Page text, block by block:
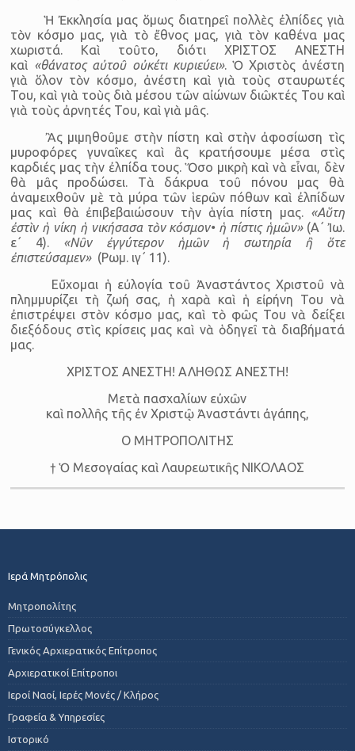
Ἡ Ἐκκλησία μας ὅμως διατηρεῖ πολλὲς ἐλπίδες γιὰ
τὸν κόσμο μας, γιὰ τὸ ἔθνος μας, γιὰ τὸν καθένα μας
χωριστά. Καὶ τοῦτο, διότι ΧΡΙΣΤΟΣ ΑΝΕΣΤΗ
καὶ «θάνατος αὐτοῦ οὐκέτι κυριεύει». Ὁ Χριστὸς ἀνέστη
γιὰ ὅλον τὸν κόσμο, ἀνέστη καὶ γιὰ τοὺς σταυρωτές
Του, καὶ γιὰ τοὺς διὰ μέσου τῶν αἰώνων διῶκτές Του καὶ
γιὰ τοὺς ἀρνητές Του, καὶ γιὰ μᾶς.
Ἂς μιμηθοῦμε στὴν πίστη καὶ στὴν ἀφοσίωση τὶς
μυροφόρες γυναῖκες καὶ ἂς κρατήσουμε μέσα στὶς
καρδιές μας τὴν ἐλπίδα τους. Ὅσο μικρὴ καὶ νὰ εἶναι, δὲν
θὰ μᾶς προδώσει. Τὰ δάκρυα τοῦ πόνου μας θὰ
ἀναμειχθοῦν μὲ τὰ μύρα τῶν ἱερῶν πόθων καὶ ἐλπίδων
μας καὶ θὰ ἐπιβεβαιώσουν τὴν ἁγία πίστη μας. «Αὕτη
ἐστὶν ἡ νίκη ἡ νικήσασα τὸν κόσμον• ἡ πίστις ἡμῶν»(Α΄ Ἰω.
ε΄ 4). «Νῦν ἐγγύτερον ἡμῶν ἡ σωτηρία ἢ ὅτε
ἐπιστεύσαμεν»(Ρωμ. ιγ΄ 11).
Εὔχομαι ἡ εὐλογία τοῦ Ἀναστάντος Χριστοῦ νὰ
πλημμυρίζει τὴ ζωή σας, ἡ χαρὰ καὶ ἡ εἰρήνη Του νὰ
ἐπιστρέψει στὸν κόσμο μας, καὶ τὸ φῶς Του νὰ δείξει
διεξόδους στὶς κρίσεις μας καὶ νὰ ὁδηγεῖ τὰ διαβήματά
μας.
ΧΡΙΣΤΟΣ ΑΝΕΣΤΗ! ΑΛΗΘΩΣ ΑΝΕΣΤΗ!
Μετὰ πασχαλίων εὐχῶν
καὶ πολλῆς τῆς ἐν Χριστῷ Ἀναστάντι ἀγάπης,
Ο ΜΗΤΡΟΠΟΛΙΤΗΣ
† Ὁ Μεσογαίας καὶ Λαυρεωτικῆς ΝΙΚΟΛΑΟΣ
Ιερά Μητρόπολις
Μητροπολίτης
Πρωτοσύγκελλος
Γενικός Αρχιερατικός Επίτροπος
Αρχιερατικοί Επίτροποι
Ιεροί Ναοί, Ιερές Μονές / Κλήρος
Γραφεία & Υπηρεσίες
Ιστορικό